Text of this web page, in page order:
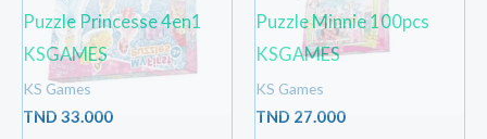
Puzzle Princesse 4en1
KSGAMES
KS Games
TND 33.000
Puzzle Minnie 100pcs
KSGAMES
KS Games
TND 27.000